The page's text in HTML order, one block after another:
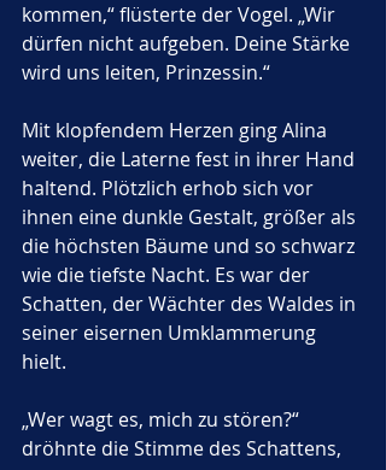
kommen,“ flüsterte der Vogel. „Wir
dürfen nicht aufgeben. Deine Stärke
wird uns leiten, Prinzessin.“
Mit klopfendem Herzen ging Alina
weiter, die Laterne fest in ihrer Hand
haltend. Plötzlich erhob sich vor
ihnen eine dunkle Gestalt, größer als
die höchsten Bäume und so schwarz
wie die tiefste Nacht. Es war der
Schatten, der Wächter des Waldes in
seiner eisernen Umklammerung
hielt.
„Wer wagt es, mich zu stören?“
dröhnte die Stimme des Schattens,